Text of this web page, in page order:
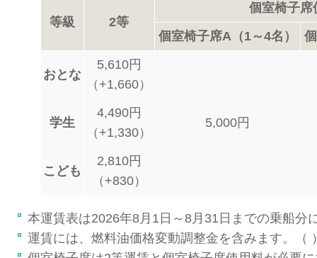
等級 2等
個室椅子席
個室椅子席A（1～4名）
おとな
5,610円
（+1,660）
5,000円
学生
4,490円
（+1,330）
こども
2,810円
（+830）
本運賃表は2026年8月1日～8月31日までの乗船分
運賃には、燃料油価格変動調整金を含みます。（